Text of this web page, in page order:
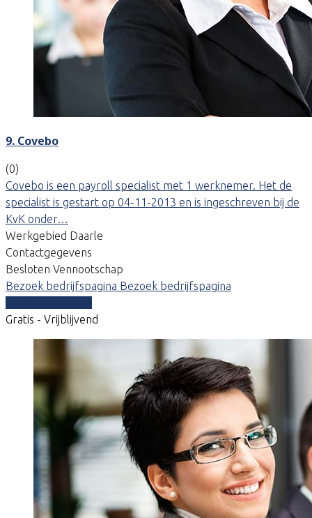
9. Covebo
(0)
Covebo is een payroll specialist met 1 werknemer. Het de
specialist is gestart op 04-11-2013 en is ingeschreven bij de
KvK onder…
Werkgebied Daarle
Contactgegevens
Besloten Vennootschap
Bezoek bedrijfspagina Bezoek bedrijfspagina
Gratis - Vrijblijvend